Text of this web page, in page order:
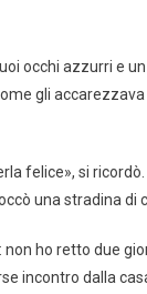
occhi azzurri e
gli
felice», si ricordò.
una stradina di
ho retto due
incontro dalla